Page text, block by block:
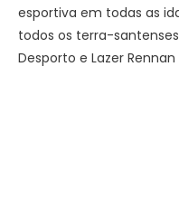
esportiva em todas as
todos os terra-
Desporto e Lazer